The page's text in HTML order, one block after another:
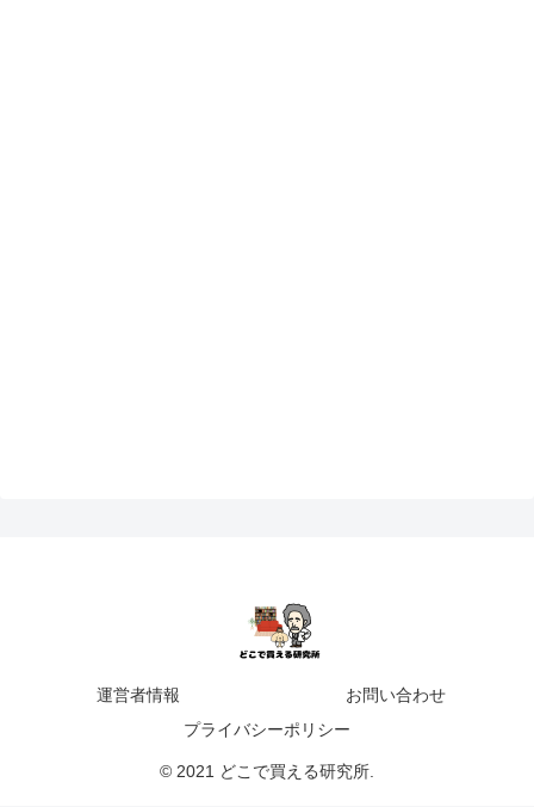
運営者情報
お問い合わせ
プライバシーポリシー
© 2021 どこで買える研究所.